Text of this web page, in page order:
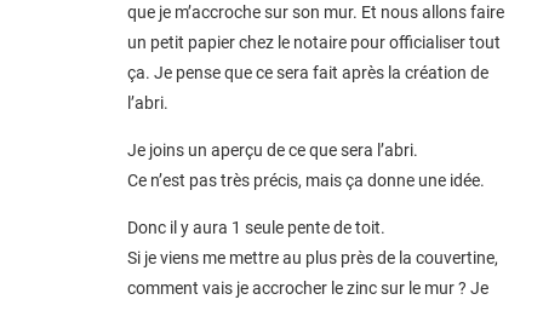
que je m’accroche sur son mur. Et nous allons faire
un petit papier chez le notaire pour officialiser tout
ça. Je pense que ce sera fait après la création de
l’abri.
Je joins un aperçu de ce que sera l’abri.
Ce n’est pas très précis, mais ça donne une idée.
Donc il y aura 1 seule pente de toit.
Si je viens me mettre au plus près de la couvertine,
comment vais je accrocher le zinc sur le mur ? Je